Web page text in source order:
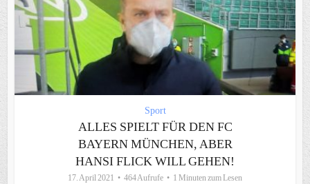
Sport
ALLES SPIELT FÜR DEN FC
BAYERN MÜNCHEN, ABER
HANSI FLICK WILL GEHEN!
17. April 2021 464 Aufrufe 1 Minuten zum Lesen